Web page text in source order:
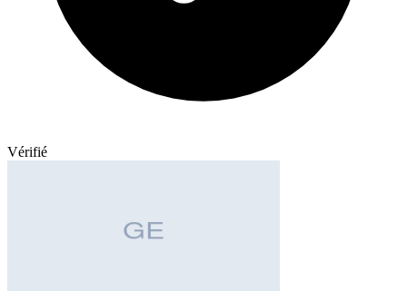
Vérifié